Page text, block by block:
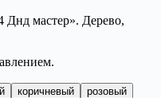
мастер». Дерево,
коричневый розовый